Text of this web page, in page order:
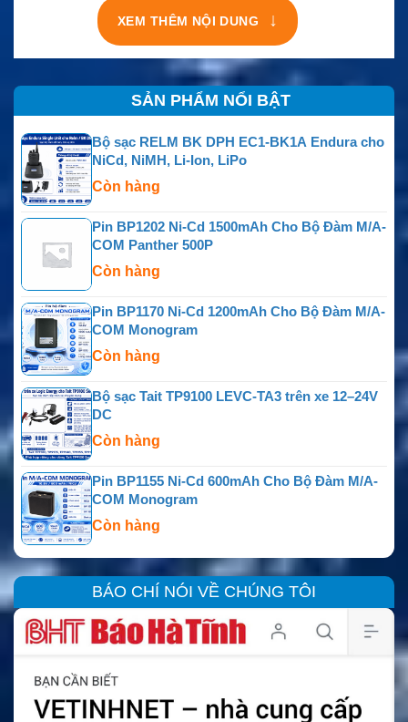
XEM THÊM NỘI DUNG ↓
SẢN PHẨM NỔI BẬT
Bộ sạc RELM BK DPH EC1-BK1A Endura cho
NiCd, NiMH, Li-Ion, LiPo
Còn hàng
Pin BP1202 Ni-Cd 1500mAh Cho Bộ Đàm M/A-
COM Panther 500P
Còn hàng
Pin BP1170 Ni-Cd 1200mAh Cho Bộ Đàm M/A-
COM Monogram
Còn hàng
Bộ sạc Tait TP9100 LEVC-TA3 trên xe 12–24V
DC
Còn hàng
Pin BP1155 Ni-Cd 600mAh Cho Bộ Đàm M/A-
COM Monogram
Còn hàng
BÁO CHÍ NÓI VỀ CHÚNG TÔI